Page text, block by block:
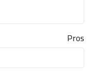
Pros